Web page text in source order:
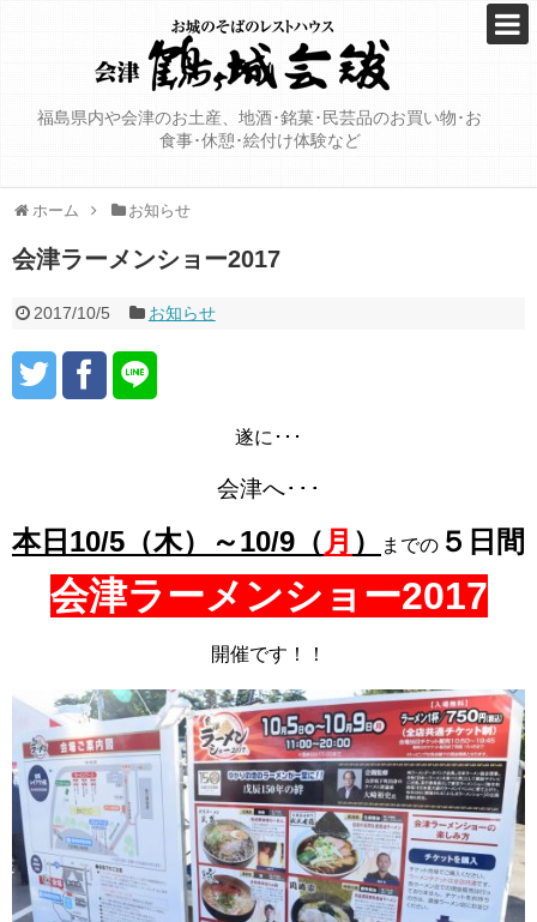
福島県内や会津のお土産、地酒･銘菓･民芸品のお買い物･お
食事･休憩･絵付け体験など
ホーム お知らせ
会津ラーメンショー2017
2017/10/5 お知らせ
遂に･･･
会津へ･･･
本日10/5（木）～10/9（ 月 ） までの ５日間
会津ラーメンショー2017
開催です！！